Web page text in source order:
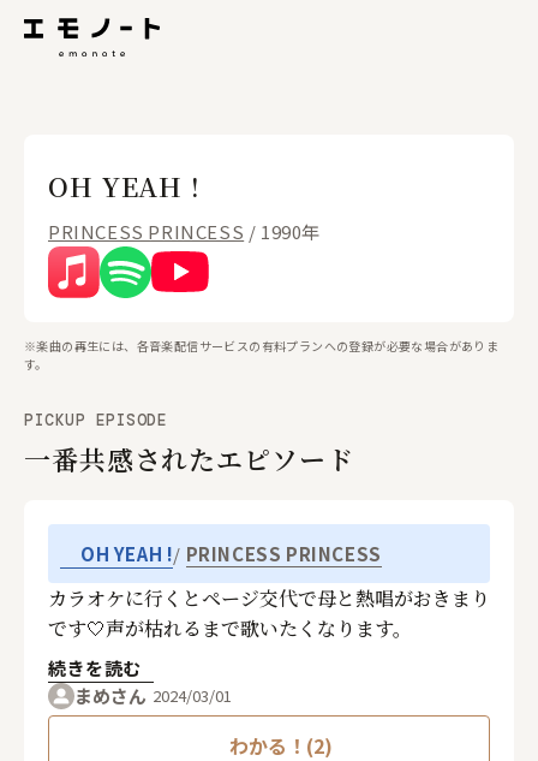
OH YEAH !
PRINCESS PRINCESS / 1990年
※楽曲の再生には、各音楽配信サービスの有料プランへの登録が必要な場合がありま
す。
PICKUP EPISODE
一番共感されたエピソード
OH YEAH ! PRINCESS PRINCESS
カラオケに行くとページ交代で母と熱唱がおきまり
です🤍声が枯れるまで歌いたくなります。
続きを読む
まめさん 2024/03/01
わかる！(2)